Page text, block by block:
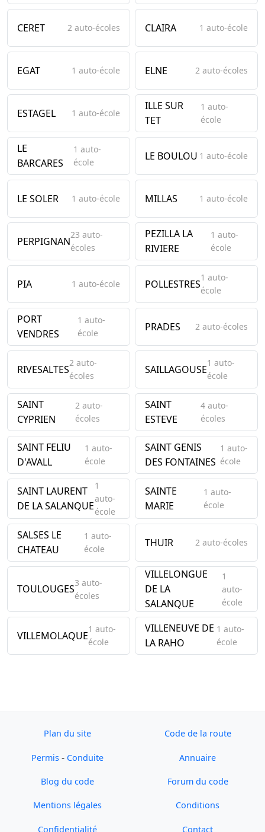
CERET 2 auto-écoles CLAIRA 1 auto-école
EGAT 1 auto-école ELNE 2 auto-écoles
ESTAGEL 1 auto-école
ILLE SUR
TET
1 auto-
école
LE
BARCARES
1 auto-
école
LE BOULOU 1 auto-école
LE SOLER 1 auto-école MILLAS 1 auto-école
PERPIGNAN23 auto-
écoles
PEZILLA LA
RIVIERE
1 auto-
école
PIA 1 auto-école POLLESTRES1 auto-
école
PORT
VENDRES
1 auto-
école
PRADES 2 auto-écoles
RIVESALTES2 auto-
écoles
SAILLAGOUSE1 auto-
école
SAINT
CYPRIEN
2 auto-
écoles
SAINT
ESTEVE
4 auto-
écoles
SAINT FELIU
D'AVALL
1 auto-
école
SAINT GENIS
DES FONTAINES
1 auto-
école
SAINT LAURENT
DE LA SALANQUE
1
auto-
école
SAINTE
MARIE
1 auto-
école
SALSES LE
CHATEAU
1 auto-
école
THUIR 2 auto-écoles
TOULOUGES3 auto-
écoles
VILLELONGUE
DE LA
SALANQUE
1
auto-
école
VILLEMOLAQUE1 auto-
école
VILLENEUVE DE
LA RAHO
1 auto-
école
Plan du site Code de la route
Permis - Conduite Annuaire
Blog du code Forum du code
Mentions légales Conditions
Confidentialité Contact